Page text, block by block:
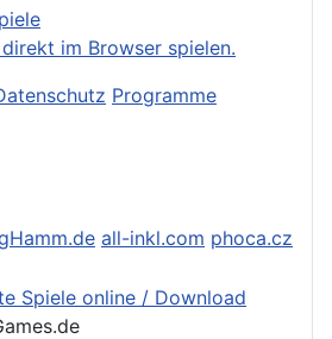
im Browser spielen.
Programme
all-inkl.com phoca.cz